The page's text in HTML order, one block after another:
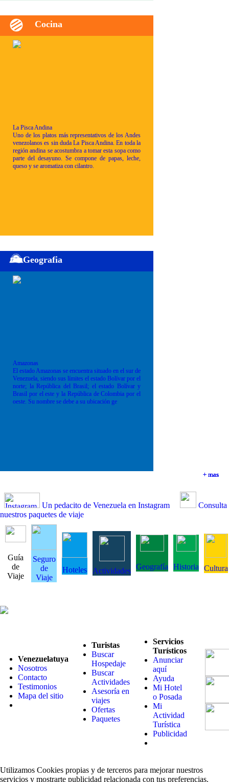
+ mas
+ mas
Cocina
La Pisca Andina
Uno de los platos más representativos de los Andes
venezolanos es sin duda La Pisca Andina. En toda la
región andina se acostumbra a tomar esta sopa como
parte del desayuno. Se compone de papas, leche,
queso y se aromatiza con cilantro.
+ mas
Geografia
Amazonas
El estado Amazonas se encuentra situado en el sur de
Venezuela, siendo sus límites el estado Bolívar por el
norte; la República del Brasil; el estado Bolívar y
Brasil por el este y la República de Colombia por el
oeste. Su nombre se debe a su ubicación ge
+ mas
Un pedacito de Venezuela en Instagram
Consulta
nuestros paquetes de viaje
Guía
de
Viaje
Seguro
de
Viaje
Hoteles Actividades Geografía Historia Cultura
Venezuelatuya
Nosotros
Contacto
Testimonios
Mapa del sitio
Turistas
Buscar
Hospedaje
Buscar
Actividades
Asesoría en
viajes
Ofertas
Paquetes
Servicios
Turísticos
Anunciar
aquí
Ayuda
Mi Hotel
o Posada
Mi
Actividad
Turística
Publicidad
Utilizamos Cookies propias y de terceros para mejorar nuestros
servicios y mostrarte publicidad relacionada con tus preferencias.